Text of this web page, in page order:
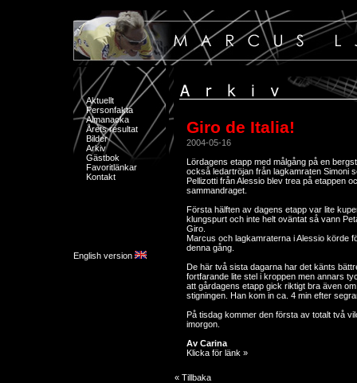
Aktuellt
Personfakta
Almanacka
Årets resultat
Bilder
Arkiv
Gästbok
Favoritlänkar
Kontakt
English version
Giro de Italia!
2004-05-16
Lördagens etapp med målgång på en
också ledartröjan från lagkamraten Simoni
Pellizotti från Alessio blev trea på etappen
sammandraget.
Första hälften av dagens etapp var lite
klungspurt och inte helt oväntat så vann
Giro.
Marcus och lagkamraterna i Alessio körde
denna gång.
De här två sista dagarna har det känts
fortfarande lite stel i kroppen men annars
att gårdagens etapp gick riktigt bra även
stigningen. Han kom in ca. 4 min efter
På tisdag kommer den första av totalt två
imorgon.
Av Carina
Klicka för länk »
« Tillbaka